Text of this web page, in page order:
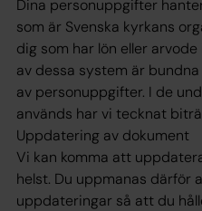
Dina personuppgifter
som är Svenska kyrkans
dig som har lön eller arvode
av dessa system är
av personuppgifter. I de
används har vi tecknat
Uppdatering av dokument
Vi kan komma att
helst. Du uppmanas därför
uppdateringar så att du